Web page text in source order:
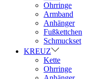
Ohrringe
Armband
Anhänger
Fußkettchen
Schmuckset
KREUZ
Kette
Ohrringe